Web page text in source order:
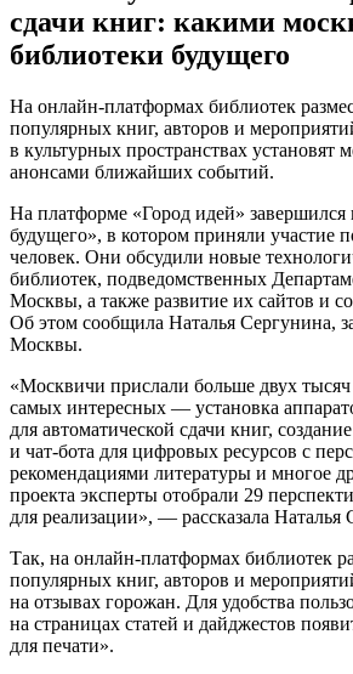
сдачи книг: какими
библиотеки будущего
На онлайн-платформах библиотек
популярных книг, авторов и
в культурных пространствах установят
анонсами ближайших событий.
На платформе «Город идей» завершился
будущего», в котором приняли участие
человек. Они обсудили новые
библиотек, подведомственных
Москвы, а также развитие их сайтов и
Об этом сообщила Наталья Сергунина,
Москвы.
«Москвичи прислали больше двух
самых интересных — установка
для автоматической сдачи книг,
и чат-бота для цифровых ресурсов с
рекомендациями литературы и многое
проекта эксперты отобрали 29
для реализации», — рассказала Наталья
Так, на онлайн-платформах библиотек
популярных книг, авторов и
на отзывах горожан. Для удобства
на страницах статей и дайджестов
для печати».